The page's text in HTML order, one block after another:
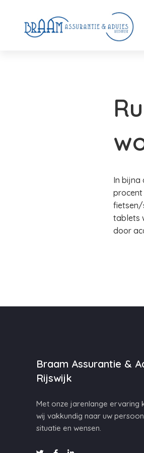
In bijna
procent
fietsen/
tablets
door
Braam Assurantie &
Rijswijk
Met onze jarenlange ervaring
wij vakkundig naar uw
situatie en wensen.